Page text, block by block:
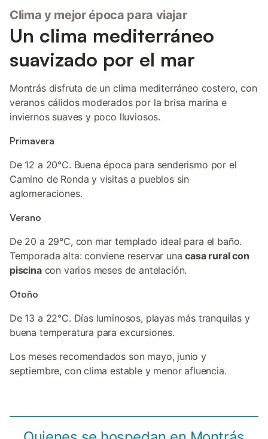
Clima y mejor época para viajar
Un clima mediterráneo
suavizado por el mar
Montrás disfruta de un clima mediterráneo costero, con
veranos cálidos moderados por la brisa marina e
inviernos suaves y poco lluviosos.
Primavera
De 12 a 20°C. Buena época para senderismo por el
Camino de Ronda y visitas a pueblos sin
aglomeraciones.
Verano
De 20 a 29°C, con mar templado ideal para el baño.
Temporada alta: conviene reservar unacasa rural con
piscinacon varios meses de antelación.
Otoño
De 13 a 22°C. Días luminosos, playas más tranquilas y
buena temperatura para excursiones.
Los meses recomendados son mayo, junio y
septiembre, con clima estable y menor afluencia.